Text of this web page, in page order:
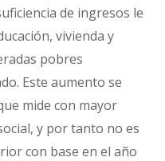
de ingresos le
vivienda y
pobres
Este aumento se
mide con mayor
y por tanto no es
con base en el año